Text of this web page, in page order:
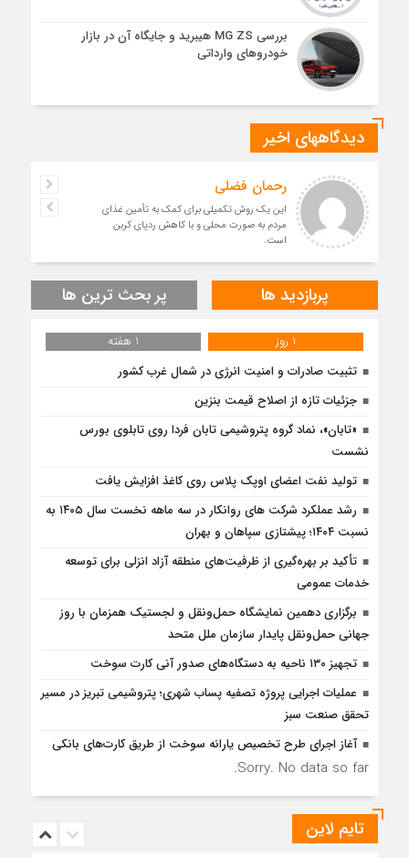
بررسی MG ZS هیبرید و جایگاه آن در بازار
خودروهای وارداتی
دیدگاههای اخیر
رحمان فضلی
این یک روش تکمیلی برای کمک به تأمین غذای
مردم به صورت محلی و با کاهش ردپای کربن
است.
پربازدید ها پر بحث ترین ها
1 روز
1 هفته
تثبیت صادرات و امنیت انرژی در شمال‌ غرب کشور
جزئیات تازه از اصلاح قیمت بنزین
«تابان»، نماد گروه پتروشیمی تابان فردا روی تابلوی بورس
نشست
تولید نفت اعضای اوپک پلاس روی کاغذ افزایش یافت
رشد عملکرد شرکت های روانکار در سه ماهه نخست سال ۱۴۰۵ به
نسبت ۱۴۰۴؛ پیشتازی سپاهان و بهران
تأكید بر بهره‌گیری از ظرفیت‌های منطقه آزاد انزلی برای توسعه
خدمات عمومی
برگزاری دهمین نمایشگاه حمل‌ونقل و لجستیک همزمان با روز
جهانی حمل‌ونقل پایدار سازمان ملل متحد
تجهیز ۱۳۰ ناحیه به دستگاه‌های صدور آنی کارت سوخت
عملیات اجرایی پروژه تصفیه پساب شهری؛ پتروشیمی تبریز در مسیر
تحقق صنعت سبز
آغاز اجرای طرح تخصیص یارانه سوخت از طریق کارت‌های بانکی
Sorry. No data so far.
تایم لاین